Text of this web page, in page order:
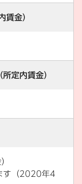
賃金）
定内賃金）
す（2020年4